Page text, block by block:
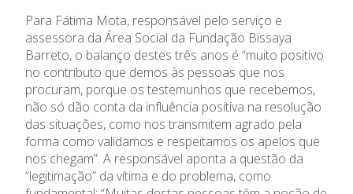
Para Fátima Mota, responsável pelo serviço e
assessora da Área Social da Fundação Bissaya
Barreto, o balanço destes três anos é “muito positivo
no contributo que demos às pessoas que nos
procuram, porque os testemunhos que recebemos,
não só dão conta da influência positiva na resolução
das situações, como nos transmitem agrado pela
forma como validamos e respeitamos os apelos que
nos chegam”. A responsável aponta a questão da
“legitimação” da vítima e do problema, como